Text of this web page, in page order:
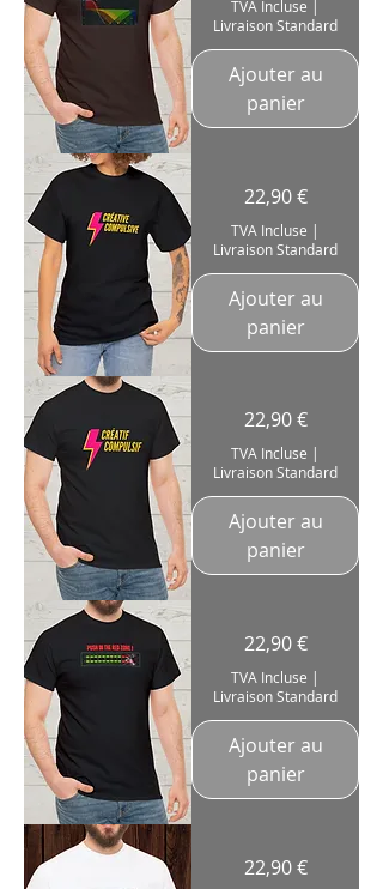
Bassiste
Player
musicien
Coton
TVA Incluse |
Livraison Standard
Ajouter au
panier
Shirt
"Créative
Compulsive"
Créatrice
Coton
180g
Prix
22,90 €
TVA Incluse |
Livraison Standard
Ajouter au
panier
Shirt
"Créatif
Compulsif"
Créateur
Coton
180g
Prix
22,90 €
TVA Incluse |
Livraison Standard
Ajouter au
panier
Shirt
"Push
Zone"
Vumeter
Music
180g
Prix
22,90 €
TVA Incluse |
Livraison Standard
Ajouter au
panier
Prix
22,90 €